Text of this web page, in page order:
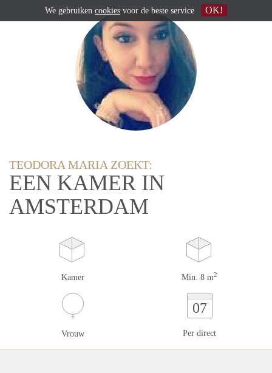
TEODORA MARIA ZOEKT:
EEN KAMER IN
AMSTERDAM
Kamer Min. 8 m2
Vrouw
07
Per direct
We gebruiken cookies voor de beste service OK!